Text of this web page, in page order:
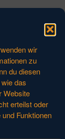
wir
zu
du diesen
das
Website
erteilst oder
Funktionen